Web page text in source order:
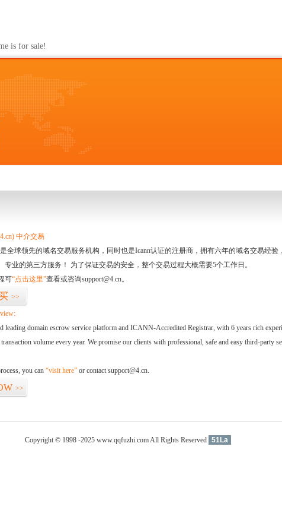
is for sale!
中介交易
全球领先的域名交易服务机构，同时也是Icann认证的注册商，拥有六年的域名交易经
专业的第三方服务！ 为了保证交易的安全，整个交易过程大概需要5个工作日。
可“点击这里”查看或咨询support@4.cn。
>>
leading domain escrow service platform and ICANN-Accredited Registrar, with 6 years rich
volume every year. We promise our clients with professional, safe and easy third-party
you can “visit here” or contact support@4.cn.
>>
Copyright © 1998 -2025 www.qqfuzhi.com All Rights Reserved 51La